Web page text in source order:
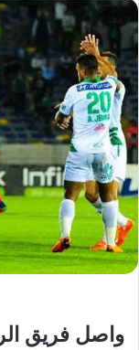
واصل فريق